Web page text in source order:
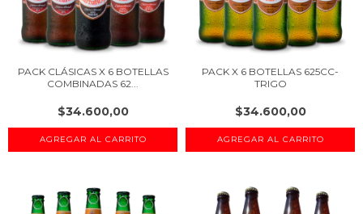
PACK CLÁSICAS X 6 BOTELLAS
COMBINADAS 62...
$34.600,00
PACK X 6 BOTELLAS 625CC-
TRIGO
$34.600,00